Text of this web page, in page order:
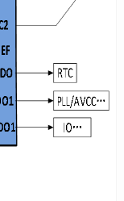
保护电路。另外，
能，体现了芯片集成
电压、控制电源的
。